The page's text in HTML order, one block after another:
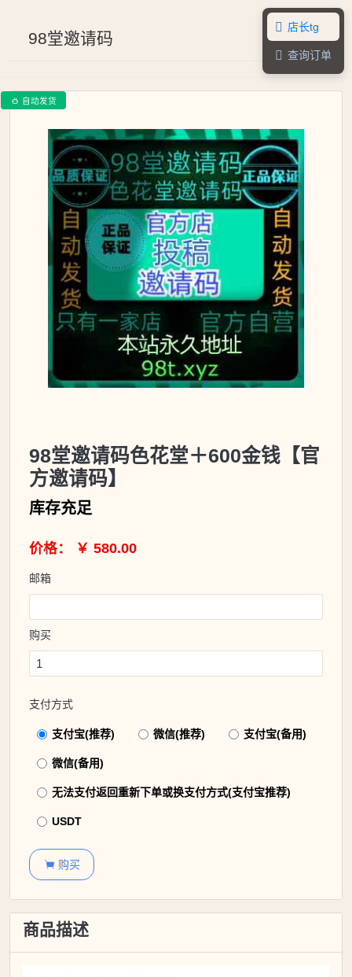
98堂邀请码
 店长tg
 查询订单
 自动发货
98堂邀请码色花堂＋600金钱【官
方邀请码】
库存充足
价格： ￥ 580.00
邮箱
购买
支付方式
支付宝(推荐) 微信(推荐) 支付宝(备用)
微信(备用)
无法支付返回重新下单或换支付方式(支付宝推荐)
USDT
 购买
商品描述